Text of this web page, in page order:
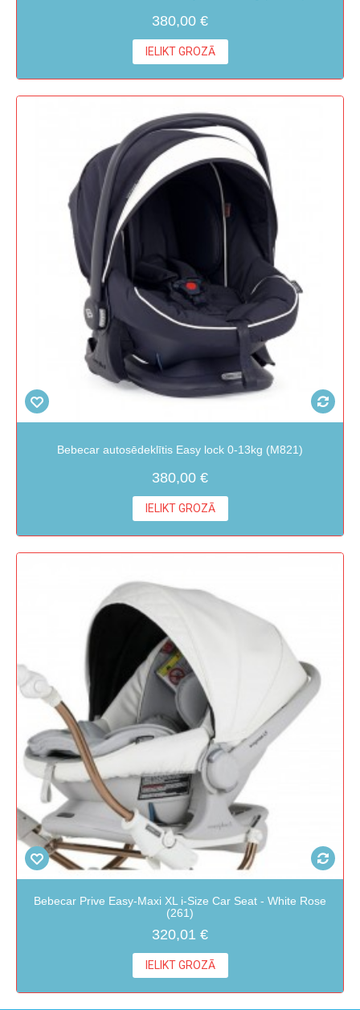
380,00 €
IELIKT GROZĀ
Bebecar autosēdeklītis Easy lock 0-13kg (M821)
380,00 €
IELIKT GROZĀ
Bebecar Prive Easy-Maxi XL i-Size Car Seat - White Rose
(261)
320,01 €
IELIKT GROZĀ